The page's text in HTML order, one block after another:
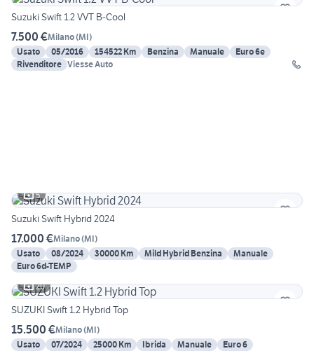
Suzuki Swift 1.2 VVT B-Cool
7.500 €Milano(MI)
Usato
05/2016 154522 Km Benzina Manuale
Euro 6e
Rivenditore Viesse Auto
5
Suzuki Swift Hybrid 2024
17.000 €Milano(MI)
Usato
08/2024 30000 Km Mild Hybrid Benzina
Manuale
Euro 6d-TEMP
20
SUZUKI Swift 1.2 Hybrid Top
15.500 €Milano(MI)
Usato
07/2024 25000 Km Ibrida Manuale
Euro 6